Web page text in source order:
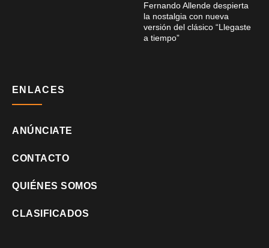
Fernando Allende despierta
la nostalgia con nueva
versión del clásico “Llegaste
a tiempo”
ENLACES
ANÚNCIATE
CONTACTO
QUIÉNES SOMOS
CLASIFICADOS